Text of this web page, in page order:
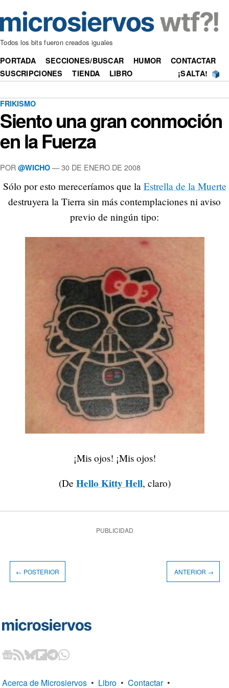
Todos los bits fueron creados iguales
PORTADA SECCIONES/BUSCAR HUMOR
CONTACTAR
SUSCRIPCIONES
TIENDA LIBRO ¡SALTA!
FRIKISMO
Siento una gran conmoción
en la Fuerza
POR @WICHO —30 DE ENERO DE 2008
Sólo por esto mereceríamos que la Estrella de la Muerte
destruyera la Tierra sin más contemplaciones ni aviso
previo de ningún tipo:
¡Mis ojos! ¡Mis ojos!
(De Hello Kitty Hell, claro)
PUBLICIDAD
← POSTERIOR ANTERIOR →
Acerca de Microsiervos • Libro • Contactar •